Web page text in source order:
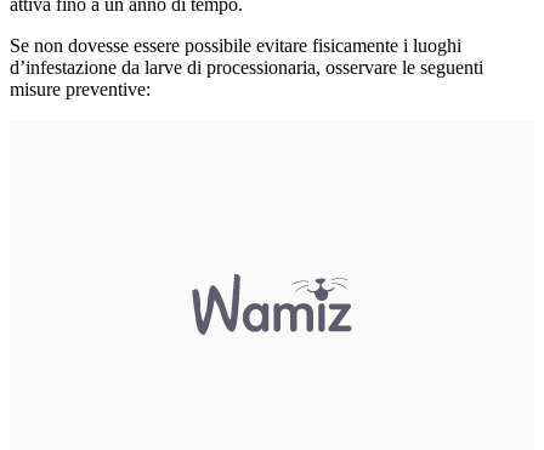
attiva fino a un anno di tempo.
Se non dovesse essere possibile evitare fisicamente i luoghi
d’infestazione da larve di processionaria, osservare le seguenti
misure preventive: